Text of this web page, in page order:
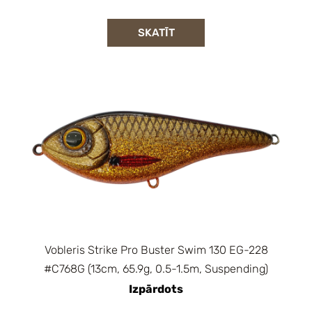
SKATĪT
Vobleris Strike Pro Buster Swim 130 EG-228
#C768G (13cm, 65.9g, 0.5-1.5m, Suspending)
Izpārdots